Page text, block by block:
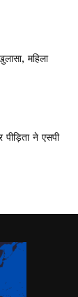
महिला
पीड़िता ने एसपी